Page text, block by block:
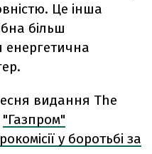
Це інша
більш
енергетична
видання The
"Газпром"
у боротьбі за